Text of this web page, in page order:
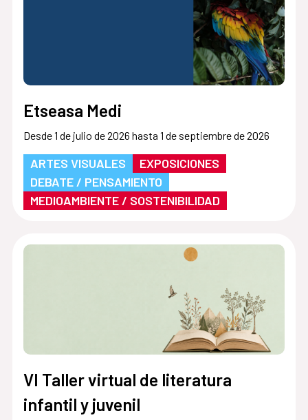
Etseasa Medi
Desde 1 de julio de 2026 hasta 1 de septiembre de 2026
ARTES VISUALES
EXPOSICIONES
DEBATE / PENSAMIENTO
MEDIOAMBIENTE / SOSTENIBILIDAD
VI Taller virtual de literatura
infantil y juvenil